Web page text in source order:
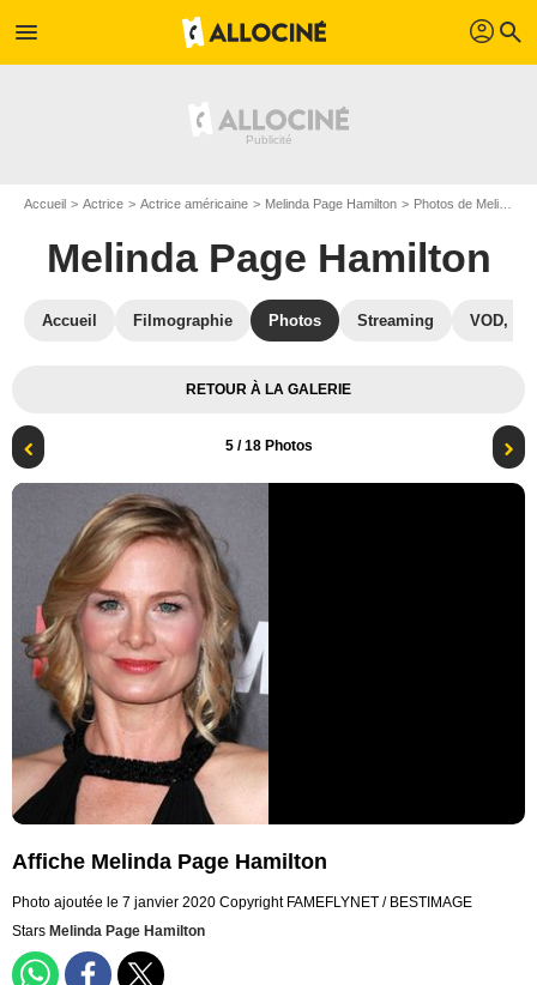
menu profil search
Accueil Actrice Actrice américaine Melinda Page Hamilton Photos de Melinda Page Hamilton
Melinda Page Hamilton
Accueil Filmographie Photos Streaming VOD,
RETOUR À LA GALERIE
5/ 18 Photos
Affiche Melinda Page Hamilton
Photo ajoutée le 7 janvier 2020 Copyright FAMEFLYNET / BESTIMAGE
Stars Melinda Page Hamilton